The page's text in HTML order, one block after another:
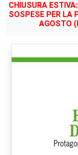
CHIUSURA
SOSPESE PER LA
AGOSTO